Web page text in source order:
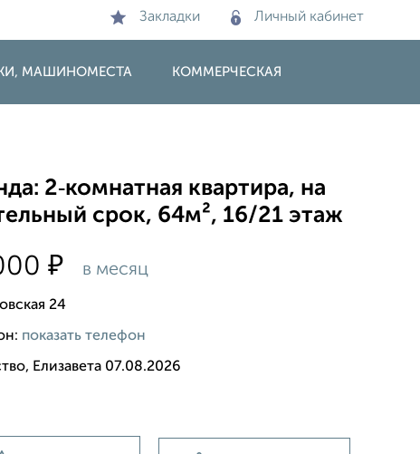
Закладки Личный кабинет
МАШИНОМЕСТА КОММЕРЧЕСКАЯ
2‑комнатная квартира, на
срок, 64м², 16/21 этаж
₽ в месяц
24
показать телефон
Елизавета 07.08.2026